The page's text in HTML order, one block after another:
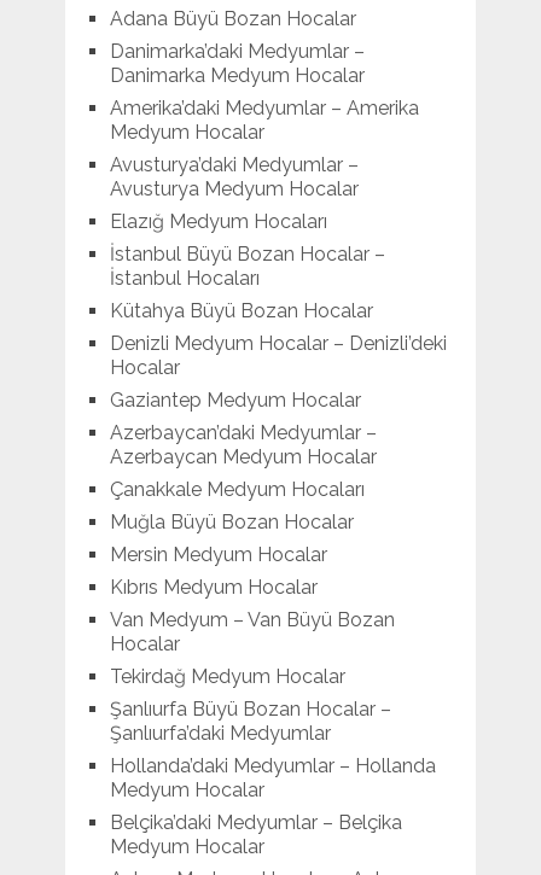
Adana Büyü Bozan Hocalar
Danimarka’daki Medyumlar –
Danimarka Medyum Hocalar
Amerika’daki Medyumlar – Amerika
Medyum Hocalar
Avusturya’daki Medyumlar –
Avusturya Medyum Hocalar
Elazığ Medyum Hocaları
İstanbul Büyü Bozan Hocalar –
İstanbul Hocaları
Kütahya Büyü Bozan Hocalar
Denizli Medyum Hocalar – Denizli’deki
Hocalar
Gaziantep Medyum Hocalar
Azerbaycan’daki Medyumlar –
Azerbaycan Medyum Hocalar
Çanakkale Medyum Hocaları
Muğla Büyü Bozan Hocalar
Mersin Medyum Hocalar
Kıbrıs Medyum Hocalar
Van Medyum – Van Büyü Bozan
Hocalar
Tekirdağ Medyum Hocalar
Şanlıurfa Büyü Bozan Hocalar –
Şanlıurfa’daki Medyumlar
Hollanda’daki Medyumlar – Hollanda
Medyum Hocalar
Belçika’daki Medyumlar – Belçika
Medyum Hocalar